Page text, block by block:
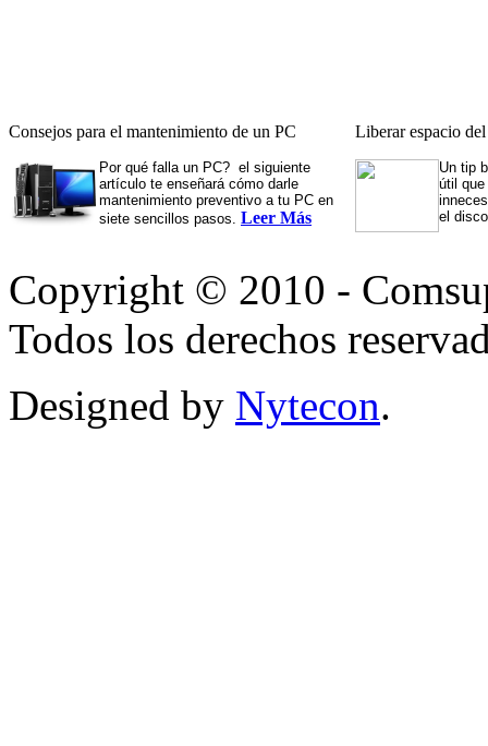
Consejos para el mantenimiento de un PC
Por qué falla un PC? el siguiente
artículo te enseñará cómo darle
mantenimiento preventivo a tu PC en
siete sencillos pasos. Leer Más
Liberar espacio
Un tip
útil
el
Copyright © 2010 -
Todos los derechos
Designed by Nytecon.